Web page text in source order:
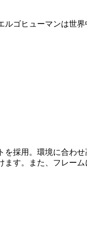
ルゴヒューマンは世
採用。環境に合わ
す。また、フレー